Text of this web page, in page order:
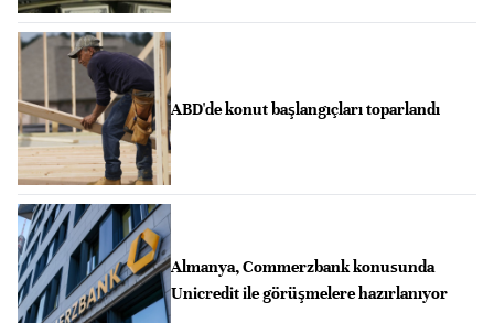
ABD'de konut başlangıçları toparlandı
Almanya, Commerzbank konusunda
Unicredit ile görüşmelere hazırlanıyor